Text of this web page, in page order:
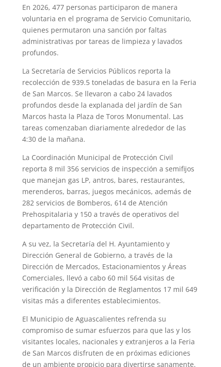
En 2026, 477 personas participaron de manera
voluntaria en el programa de Servicio Comunitario,
quienes permutaron una sanción por faltas
administrativas por tareas de limpieza y lavados
profundos.
La Secretaría de Servicios Públicos reporta la
recolección de 939.5 toneladas de basura en la Feria
de San Marcos. Se llevaron a cabo 24 lavados
profundos desde la explanada del jardín de San
Marcos hasta la Plaza de Toros Monumental. Las
tareas comenzaban diariamente alrededor de las
4:30 de la mañana.
La Coordinación Municipal de Protección Civil
reporta 8 mil 356 servicios de inspección a semifijos
que manejan gas LP, antros, bares, restaurantes,
merenderos, barras, juegos mecánicos, además de
282 servicios de Bomberos, 614 de Atención
Prehospitalaria y 150 a través de operativos del
departamento de Protección Civil.
A su vez, la Secretaría del H. Ayuntamiento y
Dirección General de Gobierno, a través de la
Dirección de Mercados, Estacionamientos y Áreas
Comerciales, llevó a cabo 60 mil 564 visitas de
verificación y la Dirección de Reglamentos 17 mil 649
visitas más a diferentes establecimientos.
El Municipio de Aguascalientes refrenda su
compromiso de sumar esfuerzos para que las y los
visitantes locales, nacionales y extranjeros a la Feria
de San Marcos disfruten de en próximas ediciones
de un ambiente propicio para divertirse sanamente.